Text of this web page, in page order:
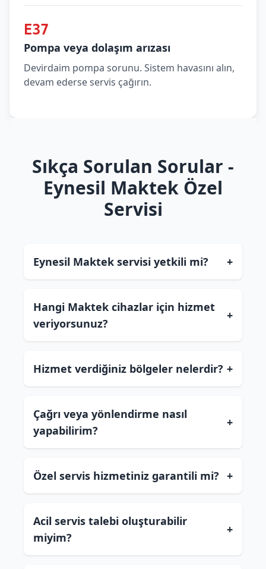
E37
Pompa veya dolaşım arızası
Devirdaim pompa sorunu. Sistem havasını alın,
devam ederse servis çağırın.
Sıkça Sorulan Sorular -
Eynesil Maktek Özel
Servisi
Eynesil Maktek servisi yetkili mi? +
Hangi Maktek cihazlar için hizmet
veriyorsunuz?
+
Hizmet verdiğiniz bölgeler nelerdir? +
Çağrı veya yönlendirme nasıl
yapabilirim?
+
Özel servis hizmetiniz garantili mi? +
Acil servis talebi oluşturabilir
miyim?
+